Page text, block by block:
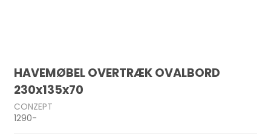
HAVEMØBEL OVERTRÆK OVALBORD
230x135x70
CONZEPT
1290-